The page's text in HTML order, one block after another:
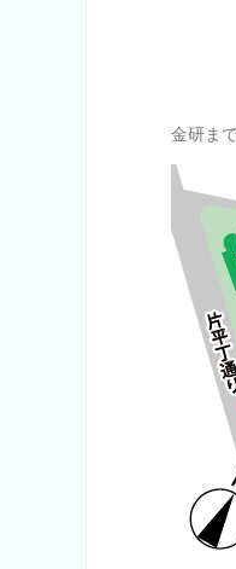
金研ま